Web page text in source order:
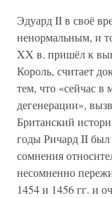
Эдуард II в своё
ненормальным, и
XX в. пришёл к
Король, считает
тем, что «сейчас
дегенерации»,
Британский
годы Ричард II
сомнения
несомненно
1454 и 1456 гг. и